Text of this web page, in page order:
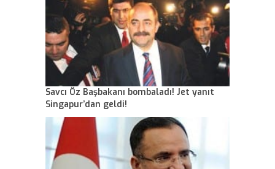
Savcı Öz Başbakanı bombaladı! Jet yanıt
Singapur’dan geldi!